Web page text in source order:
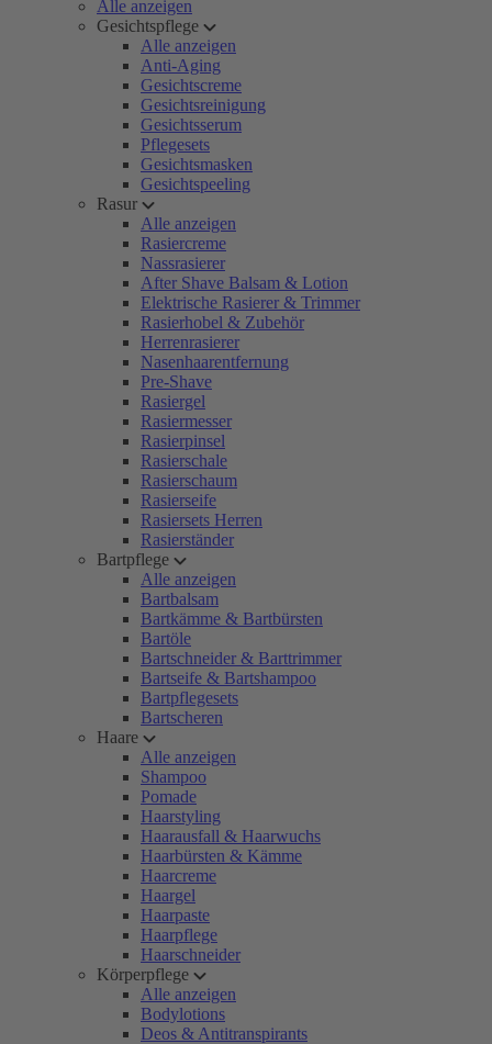
Alle anzeigen
Gesichtspflege
Alle anzeigen
Anti-Aging
Gesichtscreme
Gesichtsreinigung
Gesichtsserum
Pflegesets
Gesichtsmasken
Gesichtspeeling
Rasur
Alle anzeigen
Rasiercreme
Nassrasierer
After Shave Balsam & Lotion
Elektrische Rasierer & Trimmer
Rasierhobel & Zubehör
Herrenrasierer
Nasenhaarentfernung
Pre-Shave
Rasiergel
Rasiermesser
Rasierpinsel
Rasierschale
Rasierschaum
Rasierseife
Rasiersets Herren
Rasierständer
Bartpflege
Alle anzeigen
Bartbalsam
Bartkämme & Bartbürsten
Bartöle
Bartschneider & Barttrimmer
Bartseife & Bartshampoo
Bartpflegesets
Bartscheren
Haare
Alle anzeigen
Shampoo
Pomade
Haarstyling
Haarausfall & Haarwuchs
Haarbürsten & Kämme
Haarcreme
Haargel
Haarpaste
Haarpflege
Haarschneider
Körperpflege
Alle anzeigen
Bodylotions
Deos & Antitranspirants